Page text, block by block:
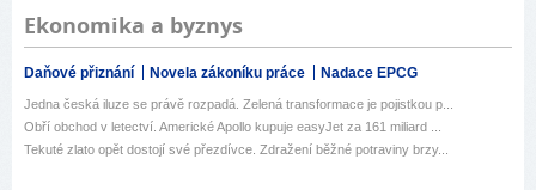
Ekonomika a byznys
Daňové přiznání Novela zákoníku práce Nadace EPCG
Jedna česká iluze se právě rozpadá. Zelená transformace je pojistkou p...
Obří obchod v letectví. Americké Apollo kupuje easyJet za 161 miliard ...
Tekuté zlato opět dostojí své přezdívce. Zdražení běžné potraviny brzy...